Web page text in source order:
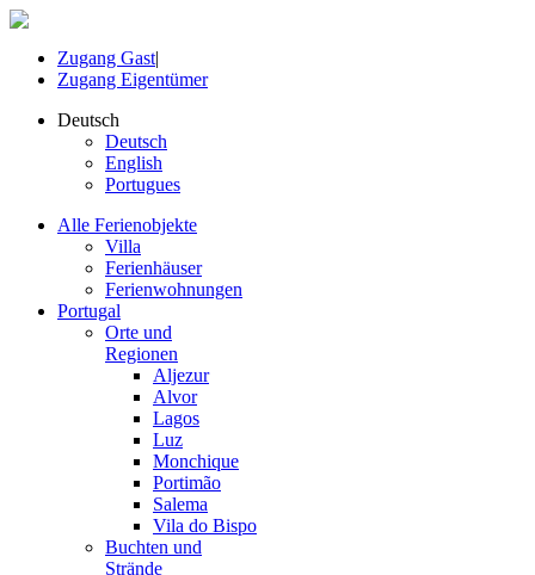
Zugang Gast|
Zugang Eigentümer
Deutsch
Deutsch
English
Portugues
Alle Ferienobjekte
Villa
Ferienhäuser
Ferienwohnungen
Portugal
Orte und
Regionen
Aljezur
Alvor
Lagos
Luz
Monchique
Portimão
Salema
Vila do Bispo
Buchten und
Strände